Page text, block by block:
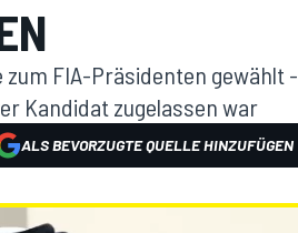
FIA-Präsidenten gewählt -
Kandidat zugelassen war
ALS BEVORZUGTE QUELLE HINZUFÜGEN